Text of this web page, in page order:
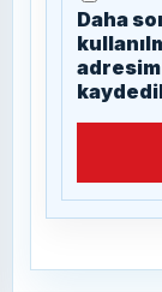
Daha
adresim